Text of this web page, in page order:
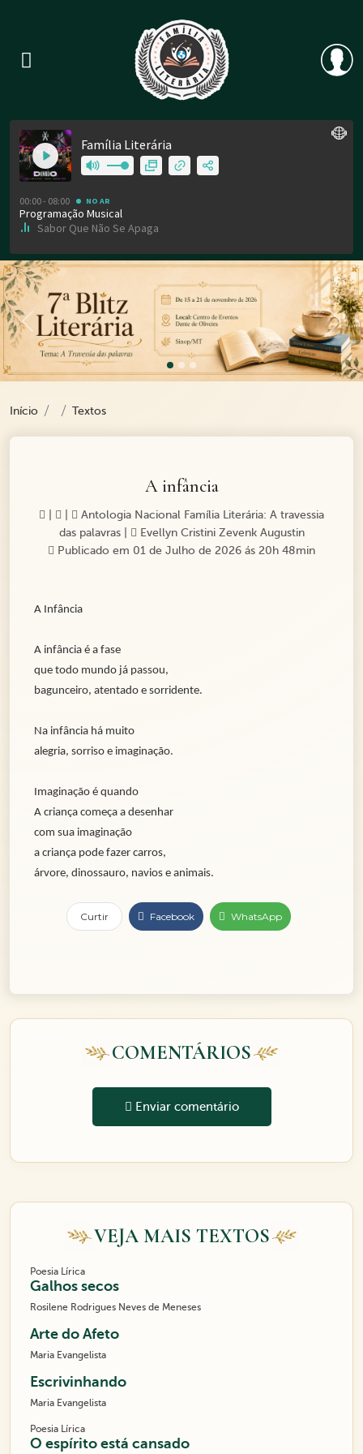
Previous
Início Textos
A infância
Antologia Nacional Família Literária: A travessia
das palavras|
Evellyn Cristini Zevenk Augustin
Publicado em 01 de Julho de 2026 ás 20h 48min
A Infância
A infância é a fase
que todo mundo já passou,
bagunceiro, atentado e sorridente.
Na infância há muito
alegria, sorriso e imaginação.
Imaginação é quando
A criança começa a desenhar
com sua imaginação
a criança pode fazer carros,
árvore, dinossauro, navios e animais.
Curtir Facebook WhatsApp
COMENTÁRIOS
Enviar comentário
VEJA MAIS TEXTOS
Poesia Lírica
Galhos secos
Rosilene Rodrigues Neves de Meneses
Arte do Afeto
Maria Evangelista
Escrivinhando
Maria Evangelista
Poesia Lírica
O espírito está cansado